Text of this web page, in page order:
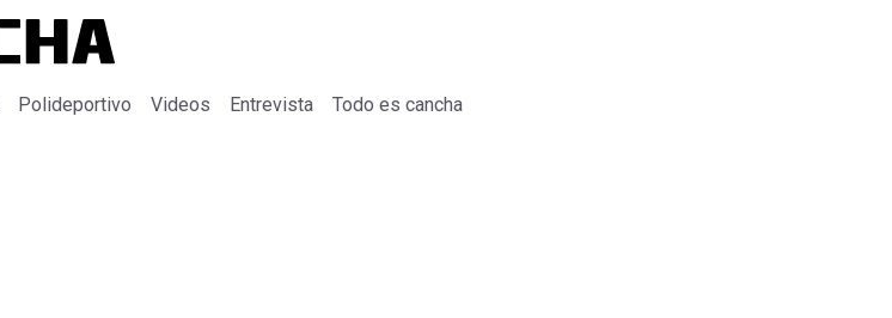
Polideportivo Videos Entrevista Todo es cancha